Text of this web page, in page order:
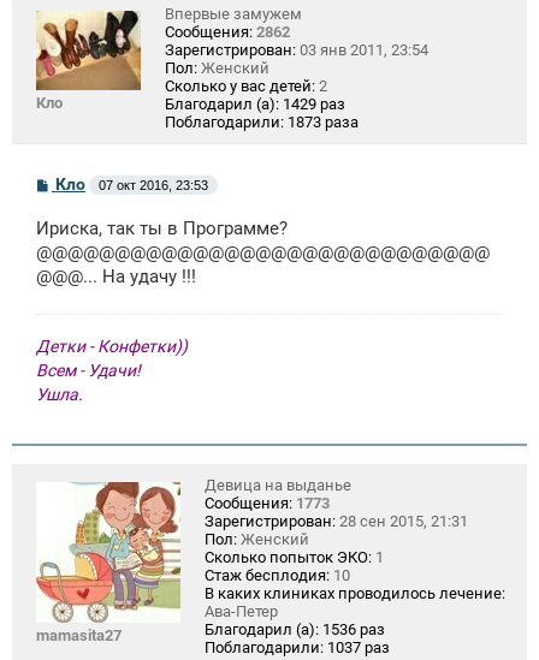
Кло
Впервые замужем
Сообщения: 2862
Зарегистрирован: 03 янв 2011, 23:54
Пол: Женский
Сколько у вас детей: 2
Благодарил (а): 1429 раз
Поблагодарили: 1873 раза
С
о
б
щ
е
н
Кло 07 окт 2016, 23:53
Ириска, так ты в Программе?
@@@@@@@@@@@@@@@@@@@@@@@@@@@@@
@@@... На удачу !!!
Детки - Конфетки))
Всем - Удачи!
Ушла.
mamasita27
Девица на выданье
Сообщения: 1773
Зарегистрирован: 28 сен 2015, 21:31
Пол: Женский
Сколько попыток ЭКО: 1
Стаж бесплодия: 10
В каких клиниках проводилось лечение:
Ава-Петер
Благодарил (а): 1536 раз
Поблагодарили: 1037 раз